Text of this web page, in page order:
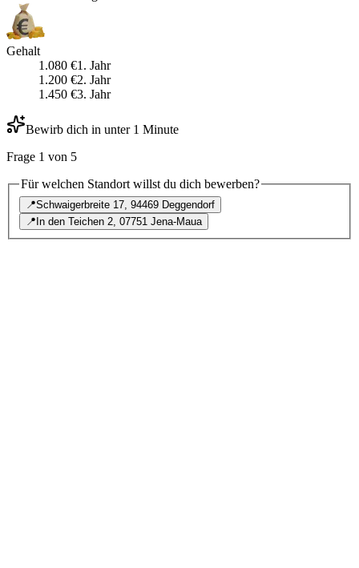
Gehalt
1.080 €1 . Jahr
1.200 €2. Jahr
1.450 €3. Jahr
Bewirb dich in unter 1 Minute
Frage 1 von 5
Für welchen Standort willst du dich bewerben?
📍Schwaigerbreite 17, 94469 Deggendorf
📍In den Teichen 2, 07751 Jena-Maua